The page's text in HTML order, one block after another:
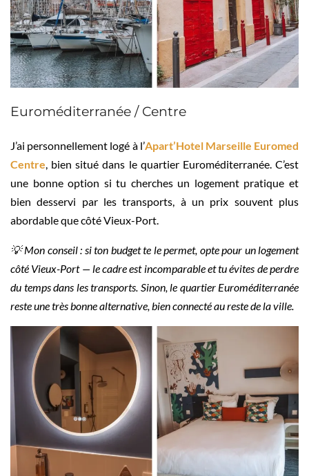
Euroméditerranée / Centre
J’ai personnellement logé à l’Apart’Hotel Marseille Euromed
Centre , bien situé dans le quartier Euroméditerranée. C’est
une bonne option si tu cherches un logement pratique et
bien desservi par les transports, à un prix souvent plus
abordable que côté Vieux-Port.
💡 Mon conseil : si ton budget te le permet, opte pour un logement
côté Vieux-Port — le cadre est incomparable et tu évites de perdre
du temps dans les transports. Sinon, le quartier Euroméditerranée
reste une très bonne alternative, bien connecté au reste de la ville.